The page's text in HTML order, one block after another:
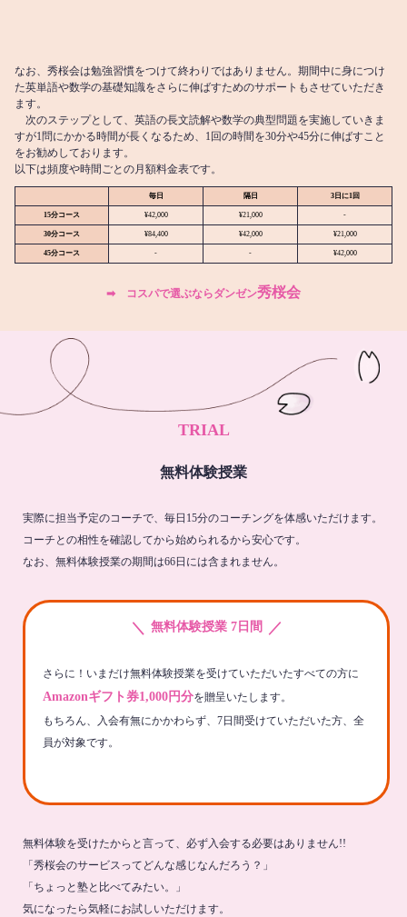
なお、秀桜会は勉強習慣をつけて終わりではありません。期間中に身につけ
た英単語や数学の基礎知識をさらに伸ばすためのサポートもさせていただき
ます。
次のステップとして、英語の長文読解や数学の典型問題を実施していきま
すが1問にかかる時間が長くなるため、1回の時間を30分や45分に伸ばすこと
をお勧めしております。
以下は頻度や時間ごとの月額料金表です。
毎日 隔日 3日に1回
15分コース ¥42,000 ¥21,000 -
30分コース ¥84,400 ¥42,000 ¥21,000
45分コース - - ¥42,000
➡︎ コスパで選ぶならダンゼン秀桜会
TRIAL
無料体験授業
実際に担当予定のコーチで、毎日15分のコーチングを体感いただけます。
コーチとの相性を確認してから始められるから安心です。
なお、無料体験授業の期間は66日には含まれません。
＼ 無料体験授業 7日間 ／
さらに！いまだけ無料体験授業を受けていただいたすべての方に
Amazonギフト券1,000円分を贈呈いたします。
もちろん、入会有無にかかわらず、7日間受けていただいた方、全
員が対象です。
無料体験を受けたからと言って、必ず入会する必要はありません!!
「秀桜会のサービスってどんな感じなんだろう？」
「ちょっと塾と比べてみたい。」
気になったら気軽にお試しいただけます。